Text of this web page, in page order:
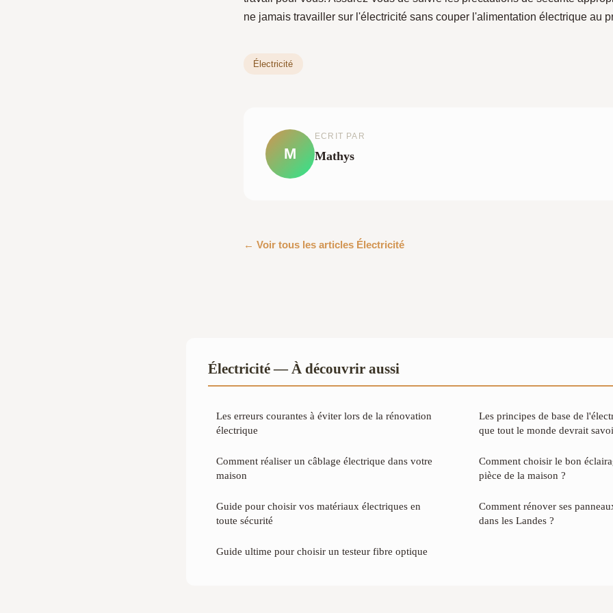
ne jamais travailler sur l'électricité sans couper l'alimentation électrique au
Électricité
M
ECRIT PAR
Mathys
← Voir tous les articles Électricité
Électricité — À découvrir aussi
Les erreurs courantes à éviter lors de la rénovation
électrique
Comment réaliser un câblage électrique dans votre
maison
Guide pour choisir vos matériaux électriques en
toute sécurité
Guide ultime pour choisir un testeur fibre optique
Les principes de base de
que tout le monde devrait
Comment choisir le bon
pièce de la maison ?
Comment rénover ses
dans les Landes ?